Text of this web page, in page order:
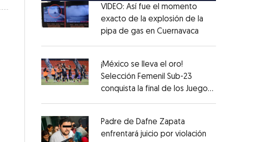
Opens in new window
VIDEO: Así fue el momento
exacto de la explosión de la
pipa de gas en Cuernavaca
Opens in new window
¡México se lleva el oro!
Selección Femenil Sub-23
conquista la final de los Juegos
Padre de Dafne Zapata
enfrentará juicio por violación